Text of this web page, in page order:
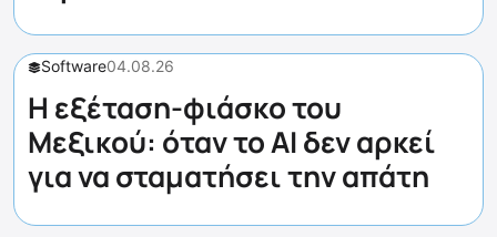
Software04.08.26
Η εξέταση-φιάσκο του
Μεξικού: όταν το AI δεν αρκεί
για να σταματήσει την απάτη